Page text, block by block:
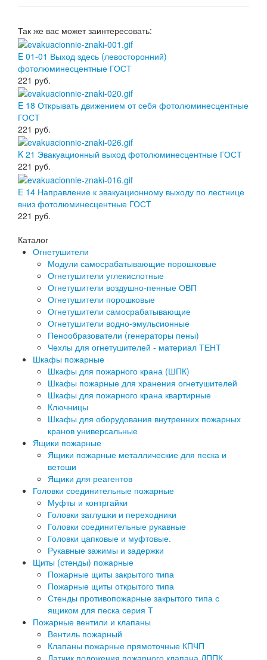
Так же вас может заинтересовать:
E 01-01 Выход здесь (левосторонний)
фотолюминесцентные ГОСТ
221 руб.
E 18 Открывать движением от себя фотолюминесцентные
ГОСТ
221 руб.
K 21 Эвакуационный выход фотолюминесцентные ГОСТ
221 руб.
E 14 Направление к эвакуационному выходу по лестнице
вниз фотолюминесцентные ГОСТ
221 руб.
Каталог
Огнетушители
Модули самосрабатывающие порошковые
Огнетушители углекислотные
Огнетушители воздушно-пенные ОВП
Огнетушители порошковые
Огнетушители самосрабатывающие
Огнетушители водно-эмульсионные
Пенообразователи (генераторы пены)
Чехлы для огнетушителей - материал ТЕНТ
Шкафы пожарные
Шкафы для пожарного крана (ШПК)
Шкафы пожарные для хранения огнетушителей
Шкафы для пожарного крана квартирные
Ключницы
Шкафы для оборудования внутренних пожарных
кранов универсальные
Ящики пожарные
Ящики пожарные металлические для песка и
ветоши
Ящики для реагентов
Головки соединительные пожарные
Муфты и контргайки
Головки заглушки и переходники
Головки соединительные рукавные
Головки цапковые и муфтовые.
Рукавные зажимы и задержки
Щиты (стенды) пожарные
Пожарные щиты закрытого типа
Пожарные щиты открытого типа
Стенды противопожарные закрытого типа с
ящиком для песка серия Т
Пожарные вентили и клапаны
Вентиль пожарный
Клапаны пожарные прямоточные КПЧП
Датчик положения пожарного клапана ДППК